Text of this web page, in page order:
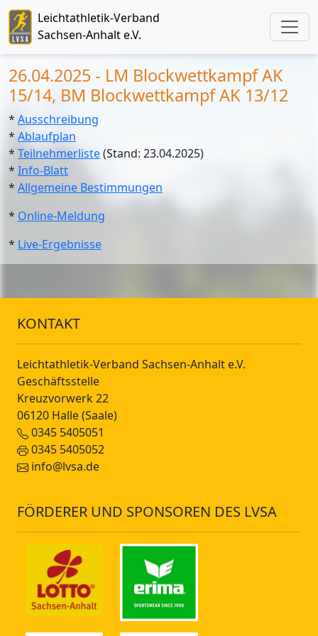
Leichtathletik-Verband
Sachsen-Anhalt e.V.
26.04.2025 - LM Blockwettkampf AK
15/14, BM Blockwettkampf AK 13/12
* Ausschreibung
* Ablaufplan
* Teilnehmerliste(Stand: 23.04.2025)
* Info-Blatt
* Allgemeine Bestimmungen
* Online-Meldung
* Live-Ergebnisse
KONTAKT
Leichtathletik-Verband Sachsen-Anhalt e.V.
Geschäftsstelle
Kreuzvorwerk 22
06120 Halle (Saale)
0345 5405051
0345 5405052
info@lvsa.de
FÖRDERER UND SPONSOREN DES LVSA